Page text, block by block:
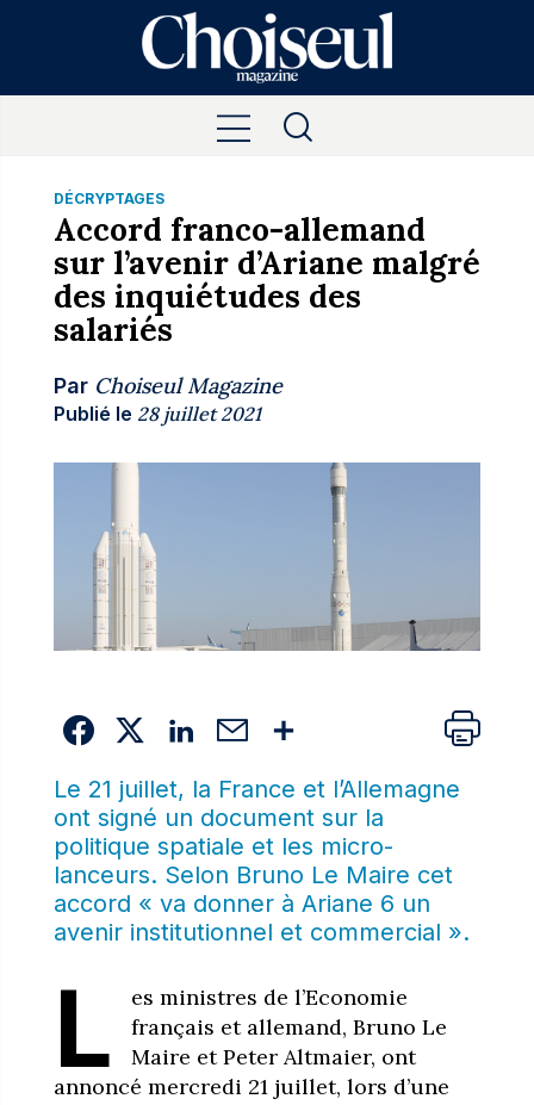
DÉCRYPTAGES
Accord franco-allemand
sur l’avenir d’Ariane malgré
des inquiétudes des
salariés
Par Choiseul Magazine
Publié le 28 juillet 2021
Le 21 juillet, la France et l’Allemagne
ont signé un document sur la
politique spatiale et les micro-
lanceurs. Selon Bruno Le Maire cet
accord « va donner à Ariane 6 un
avenir institutionnel et commercial ».
L
es ministres de l’Economie
français et allemand, Bruno Le
Maire et Peter Altmaier, ont
annoncé mercredi 21 juillet, lors d’une